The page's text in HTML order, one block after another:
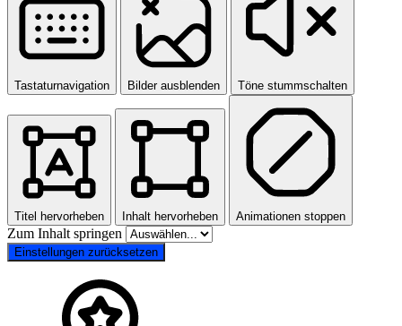
Tastaturnavigation Bilder ausblenden Töne stummschalten
Titel hervorheben Inhalt hervorheben Animationen stoppen
Zum Inhalt springen
Einstellungen zurücksetzen